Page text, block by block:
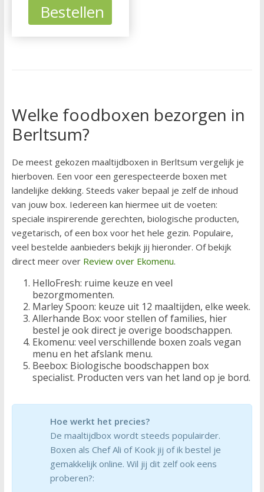
Bestellen
Welke foodboxen bezorgen in
Berltsum?
De meest gekozen maaltijdboxen in Berltsum vergelijk je
hierboven. Een voor een gerespecteerde boxen met
landelijke dekking. Steeds vaker bepaal je zelf de inhoud
van jouw box. Iedereen kan hiermee uit de voeten:
speciale inspirerende gerechten, biologische producten,
vegetarisch, of een box voor het hele gezin. Populaire,
veel bestelde aanbieders bekijk jij hieronder. Of bekijk
direct meer over Review over Ekomenu.
HelloFresh: ruime keuze en veel
bezorgmomenten.
Marley Spoon: keuze uit 12 maaltijden, elke week.
Allerhande Box: voor stellen of families, hier
bestel je ook direct je overige boodschappen.
Ekomenu: veel verschillende boxen zoals vegan
menu en het afslank menu.
Beebox: Biologische boodschappen box
specialist. Producten vers van het land op je bord.
Hoe werkt het precies?
De maaltijdbox wordt steeds populairder.
Boxen als Chef Ali of Kook jij of ik bestel je
gemakkelijk online. Wil jij dit zelf ook eens
proberen?: